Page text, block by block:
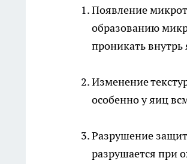
Появление
образованию
проникать внутрь
Изменение
особенно у яиц
Разрушение
разрушается при